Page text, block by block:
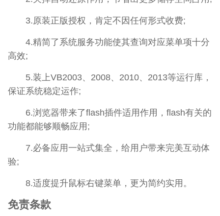
3.原装正版授权，肯定不因任何形式收费;
4.精简了系统服务功能使其查询对应菜单项十分
高效;
5.装上VB2003、2008、2010、2013等运行库，
保证系统稳定运作;
6.浏览器带来了flash插件适用作用，flash有关的
功能都能够顺畅应用;
7.必备应用一站式集全，给用户带来完美互动体
验;
8.适度提升鼠标右键菜单，更为简约实用。
免责条款